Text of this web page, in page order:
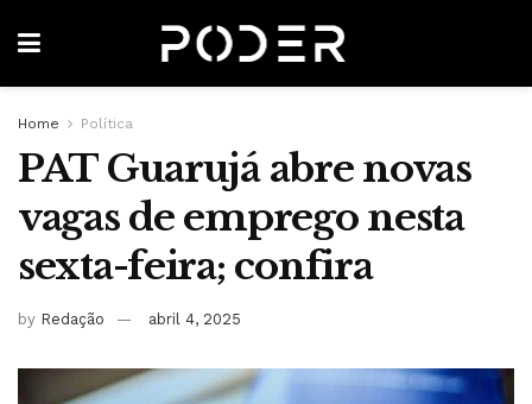
Home Política
PAT Guarujá abre novas
vagas de emprego nesta
sexta-feira; confira
by Redação abril 4, 2025